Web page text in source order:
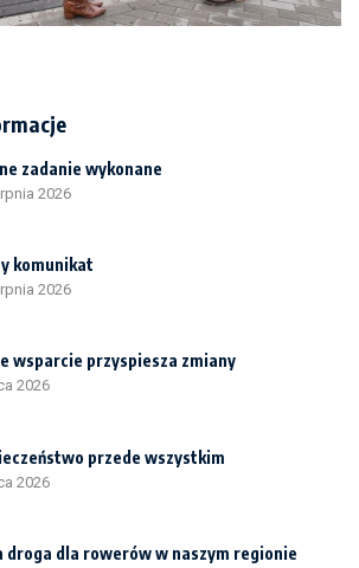
zadanie wykonane
2026
komunikat
2026
wsparcie przyspiesza zmiany
2026
przede wszystkim
2026
droga dla rowerów w naszym regionie